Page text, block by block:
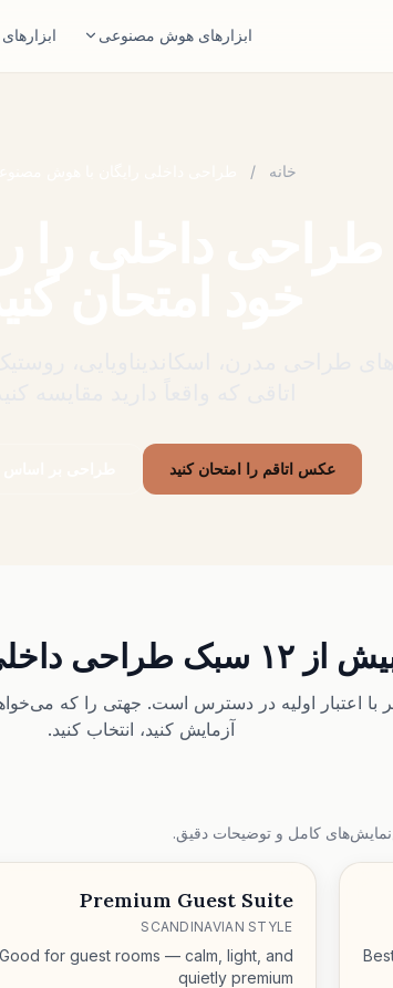
ابزارهای هوش مصنوعی
خانه /
عکس اتاقم را امتحان کنید
۱۲ سبک طراحی داخلی رایگان
با اعتبار اولیه در دسترس است. جهتی را که
آزمایش کنید، انتخاب کنید.
کامل و توضیحات دقیق.
Premium Guest Suite
SCANDINAVIAN STYLE
Good for guest rooms — calm, light, and
quietly premium